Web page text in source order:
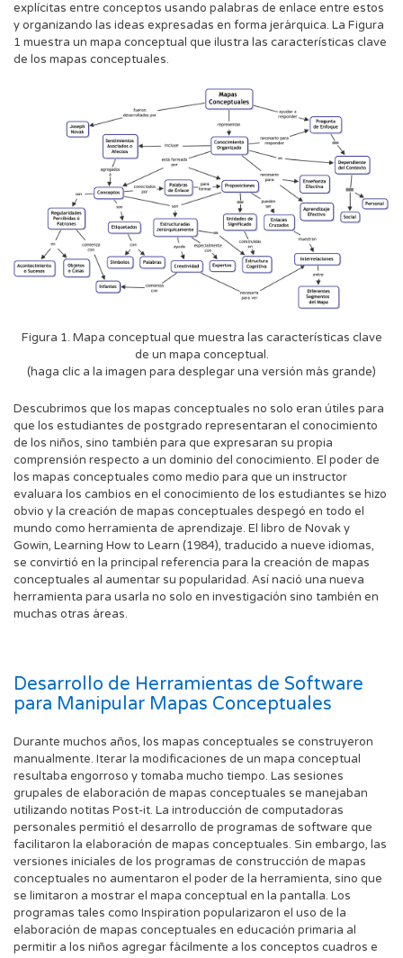
explícitas entre conceptos usando palabras de enlace entre estos
y organizando las ideas expresadas en forma jerárquica. La Figura
1 muestra un mapa conceptual que ilustra las características clave
de los mapas conceptuales.
Figura 1. Mapa conceptual que muestra las características clave
de un mapa conceptual.
(haga clic a la imagen para desplegar una versión más grande)
Descubrimos que los mapas conceptuales no solo eran útiles para
que los estudiantes de postgrado representaran el conocimiento
de los niños, sino también para que expresaran su propia
comprensión respecto a un dominio del conocimiento. El poder de
los mapas conceptuales como medio para que un instructor
evaluara los cambios en el conocimiento de los estudiantes se hizo
obvio y la creación de mapas conceptuales despegó en todo el
mundo como herramienta de aprendizaje. El libro de Novak y
Gowin, Learning How to Learn (1984), traducido a nueve idiomas,
se convirtió en la principal referencia para la creación de mapas
conceptuales al aumentar su popularidad. Así nació una nueva
herramienta para usarla no solo en investigación sino también en
muchas otras áreas.
Desarrollo de Herramientas de Software
para Manipular Mapas Conceptuales
Durante muchos años, los mapas conceptuales se construyeron
manualmente. Iterar la modificaciones de un mapa conceptual
resultaba engorroso y tomaba mucho tiempo. Las sesiones
grupales de elaboración de mapas conceptuales se manejaban
utilizando notitas Post-it. La introducción de computadoras
personales permitió el desarrollo de programas de software que
facilitaron la elaboración de mapas conceptuales. Sin embargo, las
versiones iniciales de los programas de construcción de mapas
conceptuales no aumentaron el poder de la herramienta, sino que
se limitaron a mostrar el mapa conceptual en la pantalla. Los
programas tales como Inspiration popularizaron el uso de la
elaboración de mapas conceptuales en educación primaria al
permitir a los niños agregar fácilmente a los conceptos cuadros e